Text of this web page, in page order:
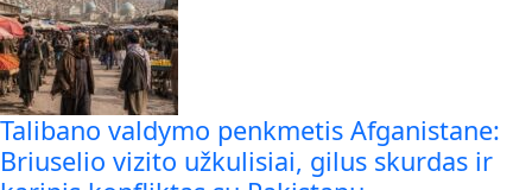
Talibano valdymo penkmetis Afganistane:
Briuselio vizito užkulisiai, gilus skurdas ir